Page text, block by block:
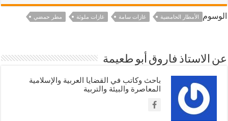
الوسوم الأمطار الحامضية غازات سامة غازات ملوثة مطر حمضي
عن الاستاذ فاروق أبو طعيمة
باحث وكاتب في القضايا العربية والإسلامية
المعاصرة والبيئة والتربية